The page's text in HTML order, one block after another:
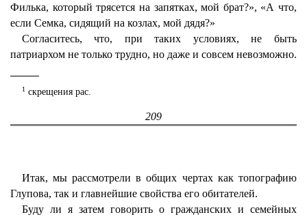
Филька, который трясется на запятках, мой брат?», «А что,
если Семка, сидящий на козлах, мой дядя?»
Согласитесь, что, при таких условиях, не быть
патриархом не только трудно, но даже и совсем невозможно.
1скрещения рас.
209
Итак, мы рассмотрели в общих чертах как топографию
Глупова, так и главнейшие свойства его обитателей.
Буду ли я затем говорить о гражданских и семейных